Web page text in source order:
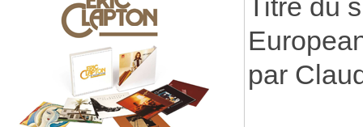
Titre du
par